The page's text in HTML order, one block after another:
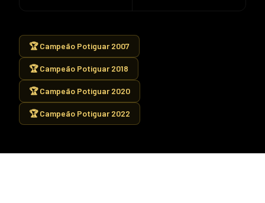
🏆 Campeão Potiguar 2007
🏆 Campeão Potiguar 2018
🏆 Campeão Potiguar 2020
🏆 Campeão Potiguar 2022